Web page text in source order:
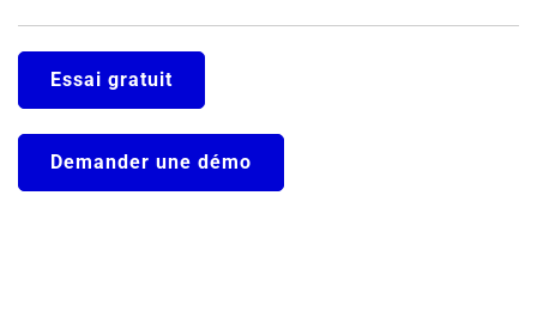
Essai gratuit
Demander une démo